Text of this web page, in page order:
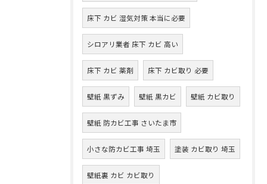
床下 カビ 湿気対策 本当に必要
シロアリ業者 床下 カビ 高い
床下 カビ 薬剤 床下 カビ取り 必要
壁紙 黒ずみ 壁紙 黒カビ 壁紙 カビ取り
壁紙 防カビ工事 さいたま市
小さな防カビ工事 埼玉 塗装 カビ取り 埼玉
壁紙裏 カビ カビ取り